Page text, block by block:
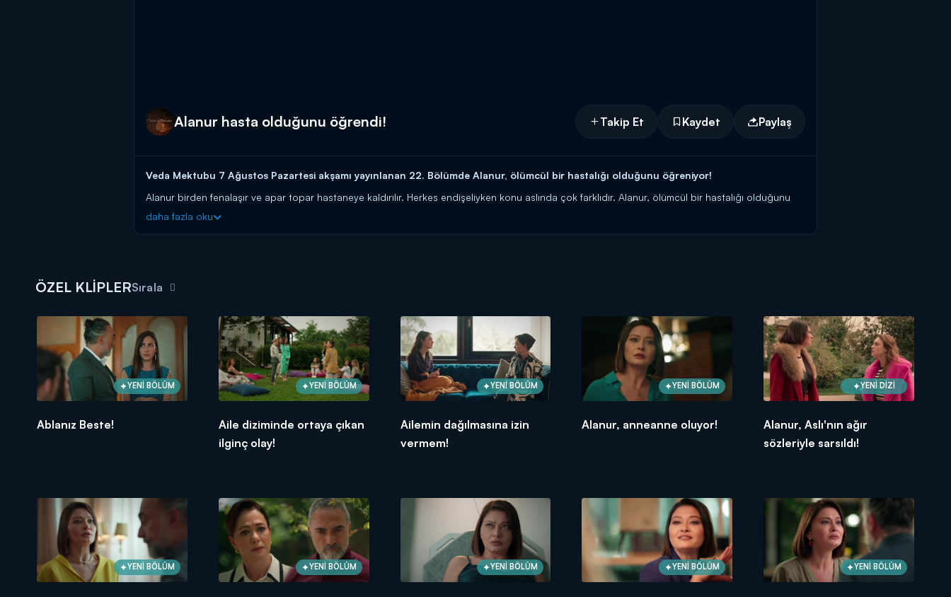
Alanur hasta olduğunu öğrendi! Takip Et Kaydet Paylaş
Veda Mektubu 7 Ağustos Pazartesi akşamı yayınlanan 22. Bölümde Alanur, ölümcül bir hastalığı olduğunu öğreniyor!
Alanur birden fenalaşır ve apar topar hastaneye kaldırılır. Herkes endişeliyken konu aslında çok farklıdır. Alanur, ölümcül bir hastalığı olduğunu
öğrenir ve tek çözümün ameliyat olduğu gerçeğiyle yüzleşir. Ancak kızlarının bu olayı öğrenmesini istemez.
daha fazla oku
ÖZEL KLİPLERSırala
YENİ BÖLÜM
Ablanız Beste!
YENİ BÖLÜM
Aile diziminde ortaya çıkan
ilginç olay!
YENİ BÖLÜM
Ailemin dağılmasına izin
vermem!
YENİ BÖLÜM
Alanur, anneanne oluyor!
YENİ DİZİ
Alanur, Aslı'nın ağır
sözleriyle sarsıldı!
YENİ BÖLÜM YENİ BÖLÜM YENİ BÖLÜM YENİ BÖLÜM YENİ BÖLÜM